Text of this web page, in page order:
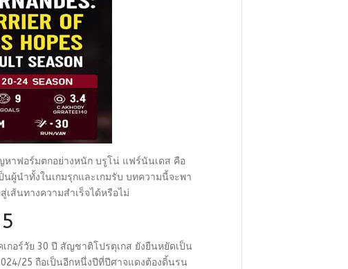
หาฟอร์มตกอย่างหนัก บรูโน่ แฟร์นันเดส คือ
นผู้นำทั้งในเกมรุกและเกมรับ บทความนี้จะพา
ส้นทางความสำเร็จได้หรือไม่
เกอร์วัย 30 ปี สัญชาติโปรตุเกส ยังยืนหยัดเป็น
25 ถือเป็นอีกหนึ่งปีที่ปีศาจแดงต้องดิ้นรน